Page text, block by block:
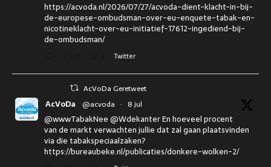
https://acvoda.nl/2026/07/27/acvoda-dient-klacht-in-bij-
de-europese-ombudsman-over-eu-enquete-tabak-en-
nicotineklacht-over-eu-initiatief-17612-ingediend-bij-
de-ombudsman/
Twitter
AcVoDa Geretweet
AcVoDa @acvoda · 8 jul
@wwwTabakNee @Wdekanter En hoeveel procent
van de markt verwachten jullie dat zal gaan plaatsvinden
via die tabakspeciaalzaken?
https://bureaubeke.nl/publicaties/donkere-wolken-2/